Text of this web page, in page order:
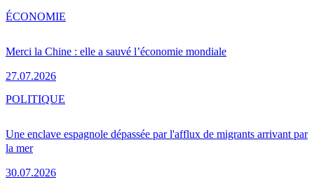
Merci la Chine : elle a sauvé l’économie mondiale
27.07.2026
ÉCONOMIE
Une enclave espagnole dépassée par l'afflux de migrants arrivant par
la mer
30.07.2026
POLITIQUE